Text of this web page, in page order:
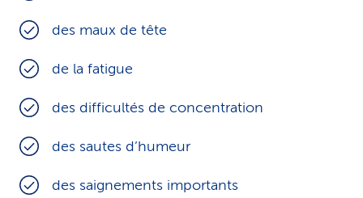
des maux de tête
de la fatigue
des difficultés de concentration
des sautes d’humeur
des saignements importants